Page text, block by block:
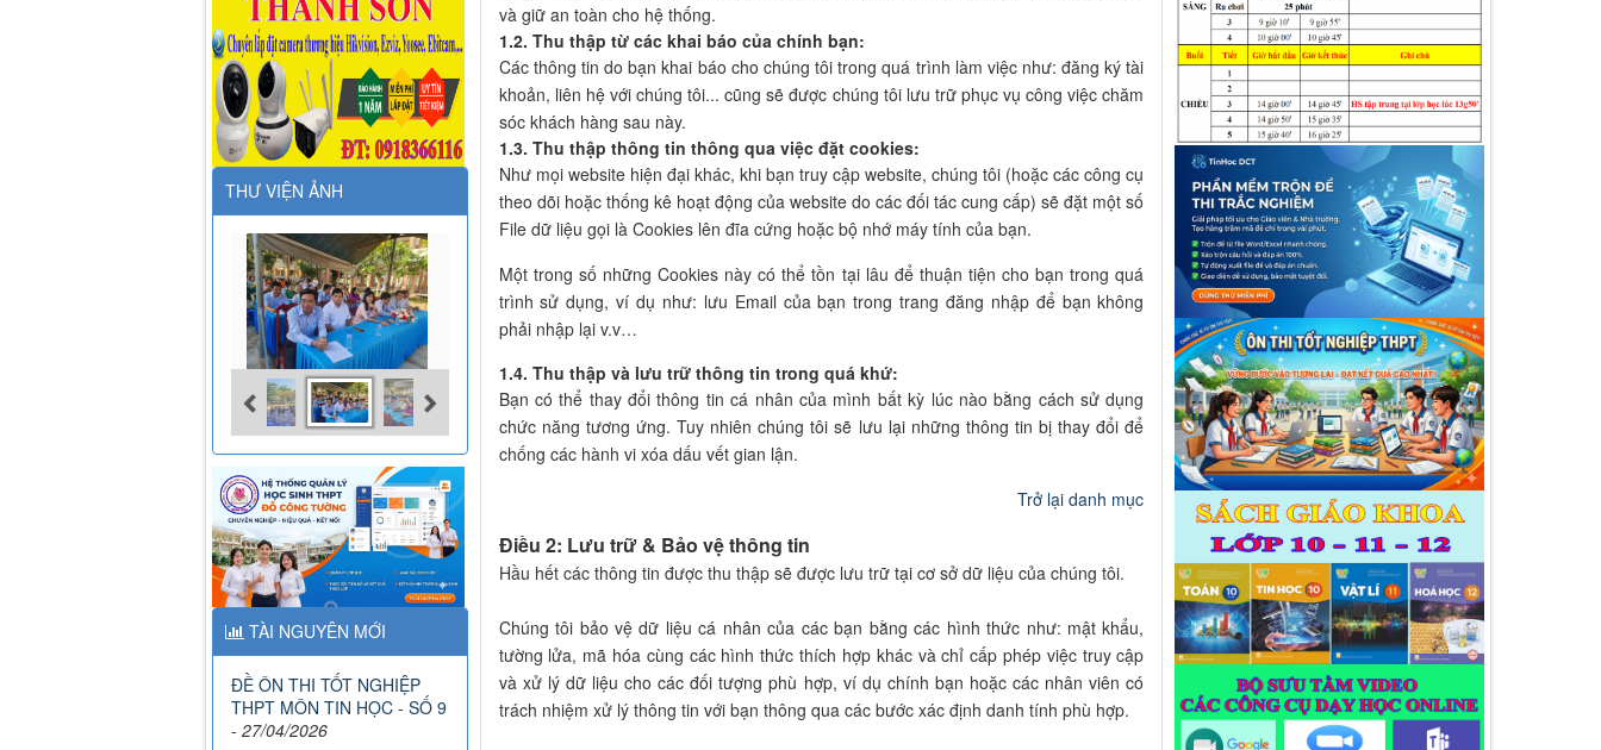
và giữ an toàn cho hệ thống.
1.2. Thu thập từ các khai báo của chính bạn:
Các thông tin do bạn khai báo cho chúng tôi trong quá trình làm việc như: đăng ký tài
khoản, liên hệ với chúng tôi... cũng sẽ được chúng tôi lưu trữ phục vụ công việc chăm
sóc khách hàng sau này.
1.3. Thu thập thông tin thông qua việc đặt cookies:
Như mọi website hiện đại khác, khi bạn truy cập website, chúng tôi (hoặc các công cụ
theo dõi hoặc thống kê hoạt động của website do các đối tác cung cấp) sẽ đặt một số
File dữ liệu gọi là Cookies lên đĩa cứng hoặc bộ nhớ máy tính của bạn.
Một trong số những Cookies này có thể tồn tại lâu để thuận tiện cho bạn trong quá
trình sử dụng, ví dụ như: lưu Email của bạn trong trang đăng nhập để bạn không
phải nhập lại v.v…
1.4. Thu thập và lưu trữ thông tin trong quá khứ:
Bạn có thể thay đổi thông tin cá nhân của mình bất kỳ lúc nào bằng cách sử dụng
chức năng tương ứng. Tuy nhiên chúng tôi sẽ lưu lại những thông tin bị thay đổi để
chống các hành vi xóa dấu vết gian lận.
Trở lại danh mục
Điều 2: Lưu trữ & Bảo vệ thông tin
Hầu hết các thông tin được thu thập sẽ được lưu trữ tại cơ sở dữ liệu của chúng tôi.
Chúng tôi bảo vệ dữ liệu cá nhân của các bạn bằng các hình thức như: mật khẩu,
tường lửa, mã hóa cùng các hình thức thích hợp khác và chỉ cấp phép việc truy cập
và xử lý dữ liệu cho các đối tượng phù hợp, ví dụ chính bạn hoặc các nhân viên có
trách nhiệm xử lý thông tin với bạn thông qua các bước xác định danh tính phù hợp.
THƯ VIỆN ẢNH
TÀI NGUYÊN MỚI
ĐỀ ÔN THI TỐT NGHIỆP
THPT MÔN TIN HỌC - SỐ 9
- 27/04/2026